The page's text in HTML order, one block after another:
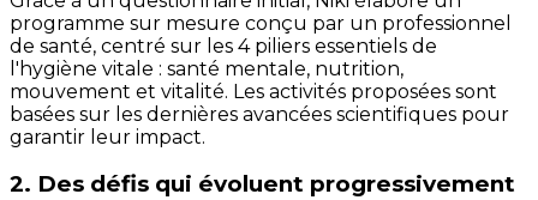
programme sur mesure conçu par un professionnel
de santé, centré sur les 4 piliers essentiels de
l'hygiène vitale : santé mentale, nutrition,
mouvement et vitalité. Les activités proposées sont
basées sur les dernières avancées scientifiques pour
garantir leur impact.
2. Des défis qui évoluent progressivement